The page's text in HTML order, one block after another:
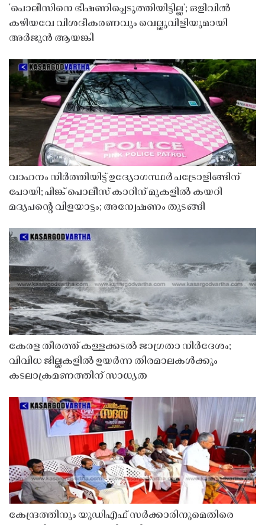
'പൊലീസിനെ ഭീഷണിപ്പെടുത്തിയിട്ടില്ല'; ഒളിവിൽ
കഴിയവേ വിശദീകരണവും വെല്ലുവിളിയുമായി
അർജുൻ ആയങ്കി
വാഹനം നിർത്തിയിട്ട് ഉദ്യോഗസ്ഥർ പട്രോളിങ്ങിന്
പോയി; പിങ്ക് പൊലീസ് കാറിന് മുകളിൽ കയറി
മദ്യപൻ്റെ വിളയാട്ടം; അന്വേഷണം തുടങ്ങി
കേരള തീരത്ത് കള്ളക്കടൽ ജാഗ്രതാ നിർദേശം;
വിവിധ ജില്ലകളിൽ ഉയർന്ന തിരമാലകൾക്കും
കടലാക്രമണത്തിന് സാധ്യത
കേന്ദ്രത്തിനും യുഡിഎഫ് സർക്കാരിനുമെതിരെ